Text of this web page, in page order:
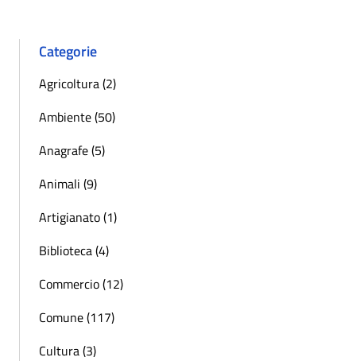
Categorie
Agricoltura (2)
Ambiente (50)
Anagrafe (5)
Animali (9)
Artigianato (1)
Biblioteca (4)
Commercio (12)
Comune (117)
Cultura (3)